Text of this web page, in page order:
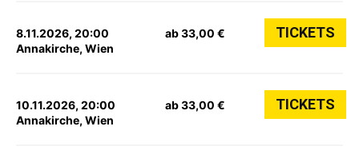
8.11.2026, 20:00
Annakirche, Wien
ab 33,00 € TICKETS
10.11.2026, 20:00
Annakirche, Wien
ab 33,00 € TICKETS